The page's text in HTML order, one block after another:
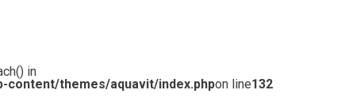
in
themes/aquavit/index.phpon line132